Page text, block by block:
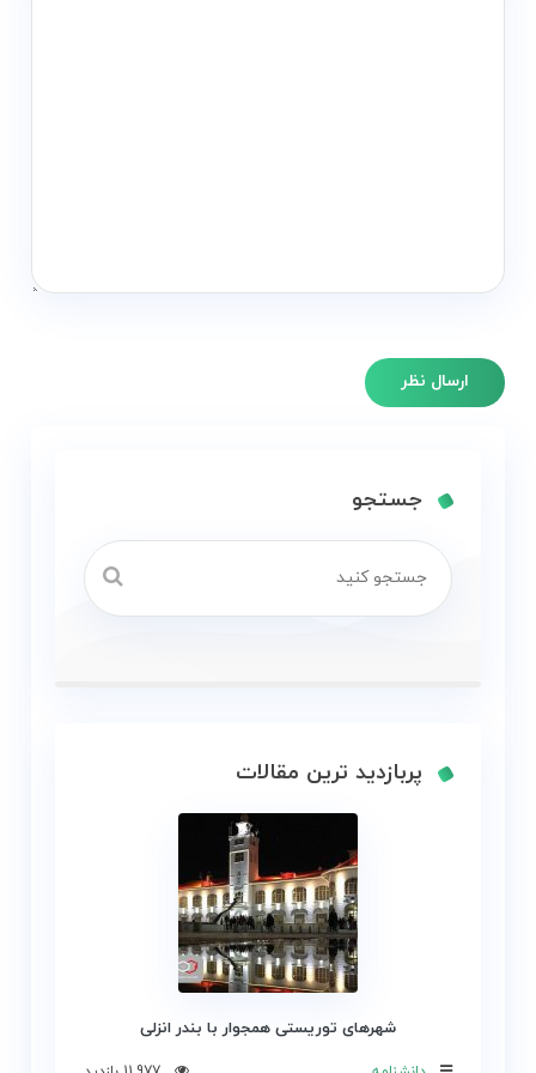
جستجو
پربازدید ترین مقالات
شهرهای توریستی همجوار با بندر انزلی